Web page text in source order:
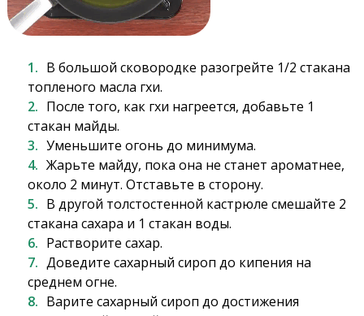
В большой сковородке разогрейте 1/2 стакана
топленого масла гхи.
После того, как гхи нагреется, добавьте 1
стакан майды.
Уменьшите огонь до минимума.
Жарьте майду, пока она не станет ароматнее,
около 2 минут. Отставьте в сторону.
В другой толстостенной кастрюле смешайте 2
стакана сахара и 1 стакан воды.
Растворите сахар.
Доведите сахарный сироп до кипения на
среднем огне.
Варите сахарный сироп до достижения